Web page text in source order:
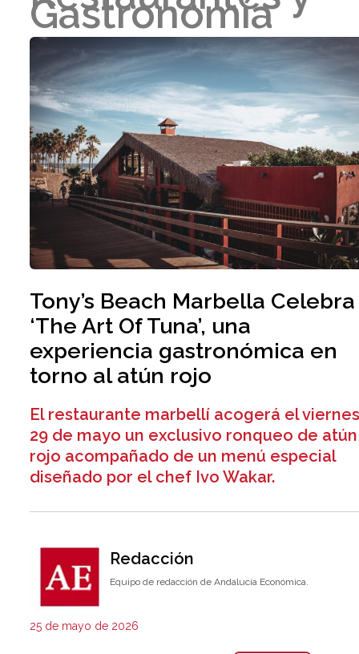
Gastronomía
Tony’s Beach Marbella Celebra
‘The Art Of Tuna’, una
experiencia gastronómica en
torno al atún rojo
El restaurante marbellí acogerá el
29 de mayo un exclusivo ronqueo de atún
rojo acompañado de un menú especial
diseñado por el chef Ivo Wakar.
Redacción
Equipo de redacción de Andalucía Económica.
25 de mayo de 2026